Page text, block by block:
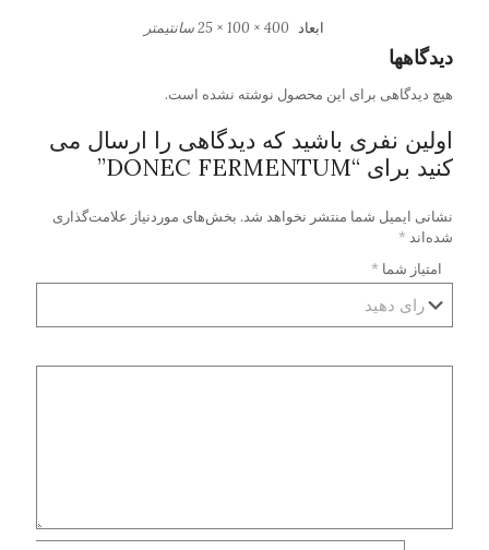
ابعاد 400 × 100 × 25 سانتیمتر
دیدگاهها
هیچ دیدگاهی برای این محصول نوشته نشده است.
اولین نفری باشید که دیدگاهی را ارسال می
کنید برای “DONEC FERMENTUM”
نشانی ایمیل شما منتشر نخواهد شد. بخش‌های موردنیاز علامت‌گذاری
شده‌اند *
امتیاز شما *